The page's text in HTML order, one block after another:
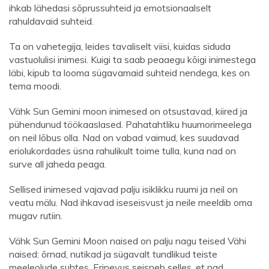
ihkab lähedasi sõprussuhteid ja emotsionaalselt
rahuldavaid suhteid.
Ta on vahetegija, leides tavaliselt viisi, kuidas siduda
vastuolulisi inimesi. Kuigi ta saab peaaegu kõigi inimestega
läbi, kipub ta looma sügavamaid suhteid nendega, kes on
tema moodi.
Vähk Sun Gemini moon inimesed on otsustavad, kiired ja
pühendunud töökaaslased. Pahatahtliku huumorimeelega
on neil lõbus olla. Nad on vabad vaimud, kes suudavad
eriolukordades üsna rahulikult toime tulla, kuna nad on
surve all jaheda peaga.
Sellised inimesed vajavad palju isiklikku ruumi ja neil on
veatu mälu. Nad ihkavad iseseisvust ja neile meeldib oma
mugav rutiin.
Vähk Sun Gemini Moon naised on palju nagu teised Vähi
naised: õrnad, nutikad ja sügavalt tundlikud teiste